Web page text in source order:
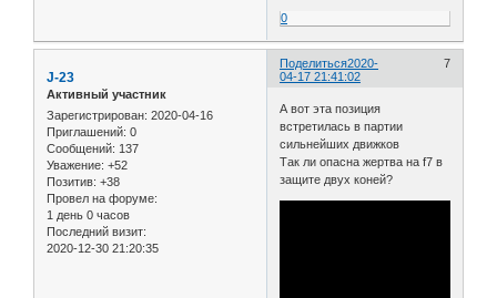
0
Поделиться 7
2020-
04-17 21:41:02
J-23
Активный участник
Зарегистрирован: 2020-04-16
Приглашений: 0
Сообщений: 137
Уважение: +52
Позитив: +38
Провел на форуме:
1 день 0 часов
Последний визит:
2020-12-30 21:20:35
А вот эта позиция
встретилась в партии
сильнейших движков
Так ли опасна жертва на f7 в
защите двух коней?